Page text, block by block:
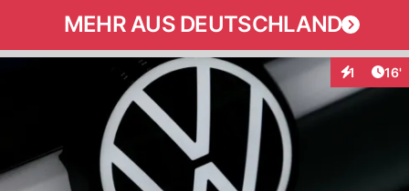
MEHR AUS DEUTSCHLAND
1 16'